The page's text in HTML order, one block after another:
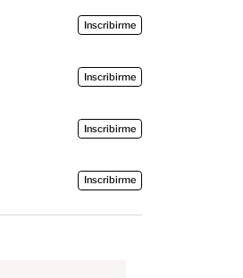
Inscribirme
Inscribirme
Inscribirme
Inscribirme